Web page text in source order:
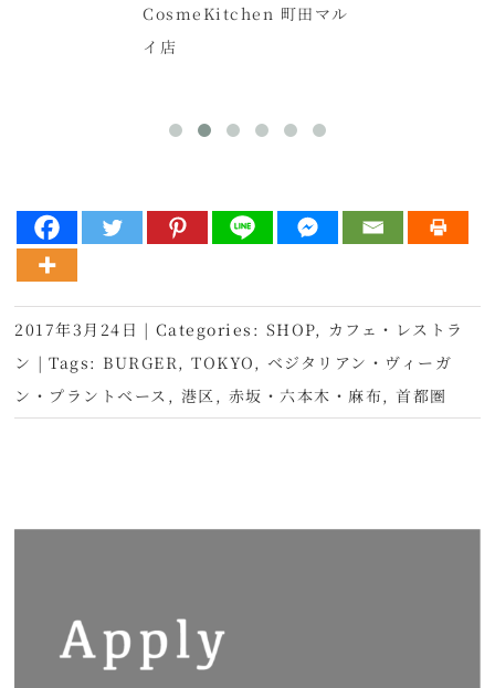
CosmeKitchen 町田マル
イ店
2017年3月24日 | Categories: SHOP, カフェ・レストラ
ン | Tags: BURGER ,TOKYO , ベジタリアン・ヴィーガ
ン・プラントベース , 港区 , 赤坂・六本木・麻布 , 首都圏